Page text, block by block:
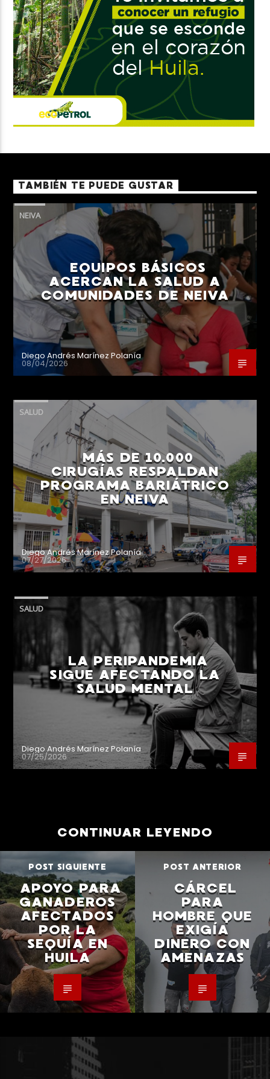
TAMBIÉN TE PUEDE GUSTAR
NEIVA
EQUIPOS BÁSICOS
ACERCAN LA SALUD A
COMUNIDADES DE NEIVA
Diego Andrés Marínez Polanía
08/04/2026
SALUD
MÁS DE 10.000
CIRUGÍAS RESPALDAN
PROGRAMA BARIÁTRICO
EN NEIVA
Diego Andrés Marínez Polanía
07/27/2026
SALUD
LA PERIPANDEMIA
SIGUE AFECTANDO LA
SALUD MENTAL
Diego Andrés Marínez Polanía
07/25/2026
CONTINUAR LEYENDO
POST SIGUIENTE
APOYO PARA
GANADEROS
AFECTADOS
POR LA
SEQUÍA EN
HUILA
POST ANTERIOR
CÁRCEL
PARA
HOMBRE QUE
EXIGÍA
DINERO CON
AMENAZAS